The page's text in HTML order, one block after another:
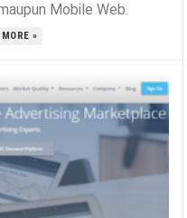
Mobile Web.
MORE »